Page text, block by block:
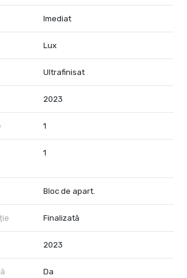
sau pentru programarea unei
Nest vă stă la dispoziție.
Imediat
Lux
Ultrafinisat
2023
1
1
Bloc de apart.
Finalizată
2023
Da